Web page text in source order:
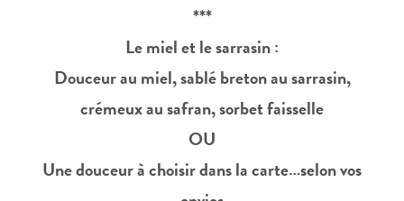
***
Le miel et le sarrasin :
Douceur au miel, sablé breton au sarrasin,
crémeux au safran, sorbet faisselle
OU
Une douceur à choisir dans la carte…selon vos